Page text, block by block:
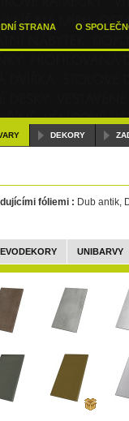
STRANA O
DEKORY
fóliemi : Dub antik,
UNIBARVY